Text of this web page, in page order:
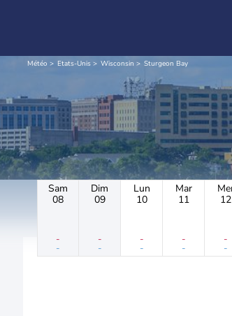
Météo Etats-Unis Wisconsin Sturgeon Bay
Sam
08
-
-
Dim
09
-
-
Lun
10
-
-
Mar
11
-
-
12
-
-